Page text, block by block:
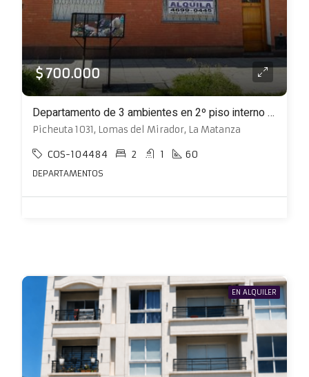
$ 700.000
Departamento de 3 ambientes en 2º piso interno con balcón y terraza compartida
Picheuta 1031, Lomas del Mirador, La Matanza
COS-104484 2 1 60
DEPARTAMENTOS
EN ALQUILER